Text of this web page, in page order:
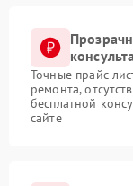
Точные прайс-
ремонта,
бесплатной
сайте